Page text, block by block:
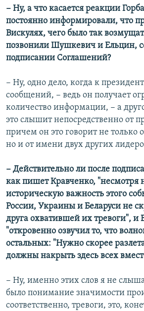
− Ну, а что касается реакции
постоянно информировали, что
Вискулях, чего было так
позвонили Шушкевич и Ельцин,
подписании Соглашений?
− Ну, одно дело, когда к
сообщений, − ведь он получает
количество информации, − а
это слышит непосредственно от
причем он это говорит не только
но и от имени двух других
− Действительно ли после
как пишет Кравченко, "несмотря
историческую важность этого
России, Украины и Беларуси не
друга охватившей их тревоги", и
"откровенно озвучил то, что
остальных: "Нужно скорее
должны накрыть здесь всех
− Ну, именно этих слов я не
было понимание значимости
соответственно, тревоги, это,